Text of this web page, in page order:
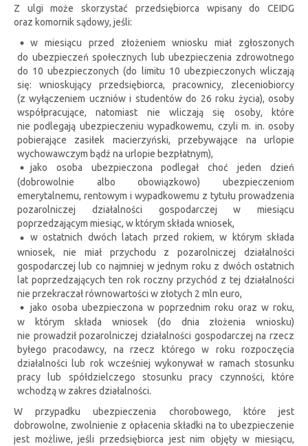
Z ulgi może skorzystać przedsiębiorca wpisany do CEIDG
oraz komornik sądowy, jeśli:
w miesiącu przed złożeniem wniosku miał zgłoszonych
do ubezpieczeń społecznych lub ubezpieczenia zdrowotnego
do 10 ubezpieczonych (do limitu 10 ubezpieczonych wliczają
się: wnioskujący przedsiębiorca, pracownicy, zleceniobiorcy
(z wyłączeniem uczniów i studentów do 26 roku życia), osoby
współpracujące, natomiast nie wliczają się osoby, które
nie podlegają ubezpieczeniu wypadkowemu, czyli m. in. osoby
pobierające zasiłek macierzyński, przebywające na urlopie
wychowawczym bądź na urlopie bezpłatnym),
jako osoba ubezpieczona podlegał choć jeden dzień
(dobrowolnie albo obowiązkowo) ubezpieczeniom
emerytalnemu, rentowym i wypadkowemu z tytułu prowadzenia
pozarolniczej działalności gospodarczej w miesiącu
poprzedzającym miesiąc, w którym składa wniosek,
w ostatnich dwóch latach przed rokiem, w którym składa
wniosek, nie miał przychodu z pozarolniczej działalności
gospodarczej lub co najmniej w jednym roku z dwóch ostatnich
lat poprzedzających ten rok roczny przychód z tej działalności
nie przekraczał równowartości w złotych 2 mln euro,
jako osoba ubezpieczona w poprzednim roku oraz w roku,
w którym składa wniosek (do dnia złożenia wniosku)
nie prowadził pozarolniczej działalności gospodarczej na rzecz
byłego pracodawcy, na rzecz którego w roku rozpoczęcia
działalności lub rok wcześniej wykonywał w ramach stosunku
pracy lub spółdzielczego stosunku pracy czynności, które
wchodzą w zakres działalności.
W przypadku ubezpieczenia chorobowego, które jest
dobrowolne, zwolnienie z opłacenia składki na to ubezpieczenie
jest możliwe, jeśli przedsiębiorca jest nim objęty w miesiącu,